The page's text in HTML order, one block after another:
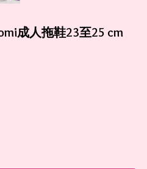
成人拖鞋23至25 cm